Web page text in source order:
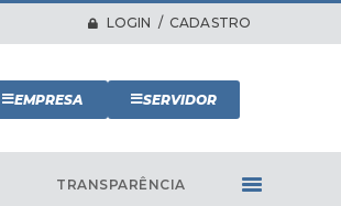
LOGIN / CADASTRO
EMPRESA SERVIDOR
TRANSPARÊNCIA